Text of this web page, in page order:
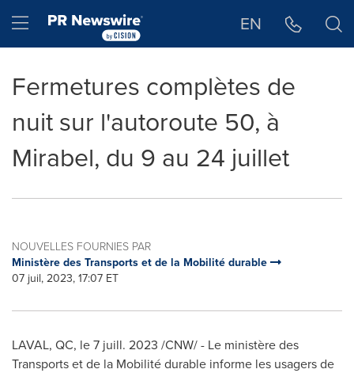
Hamburger menu EN
Fermetures complètes de
nuit sur l'autoroute 50, à
Mirabel, du 9 au 24 juillet
NOUVELLES FOURNIES PAR
Ministère des Transports et de la Mobilité durable
07 juil, 2023, 17:07 ET
LAVAL, QC, le 7 juill. 2023 /CNW/ - Le ministère des
Transports et de la Mobilité durable informe les usagers de